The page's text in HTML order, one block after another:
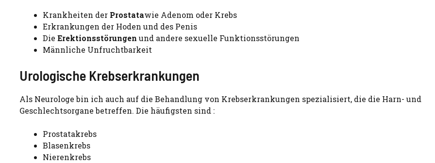
Krankheiten der Prostatawie Adenom oder Krebs
Erkrankungen der Hoden und des Penis
Die Erektionsstörungen und andere sexuelle Funktionsstörungen
Männliche Unfruchtbarkeit
Urologische Krebserkrankungen
Als Neurologe bin ich auch auf die Behandlung von Krebserkrankungen spezialisiert, die die Harn- und
Geschlechtsorgane betreffen. Die häufigsten sind :
Prostatakrebs
Blasenkrebs
Nierenkrebs